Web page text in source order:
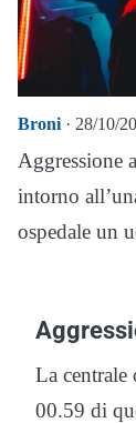
Broni · 28/10/
Aggressione
intorno
ospedale un
La centrale
00.59 di